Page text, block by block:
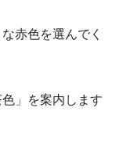
赤色を選んでく
」を案内します